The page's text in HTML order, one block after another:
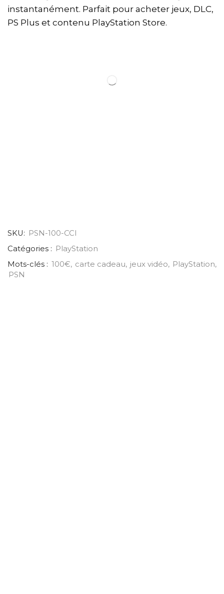
instantanément. Parfait pour acheter jeux, DLC,
PS Plus et contenu PlayStation Store.
SKU:
PSN-100-CCI
Catégories :
PlayStation
Mots-clés : 100€, carte cadeau, jeux vidéo, PlayStation,
PSN